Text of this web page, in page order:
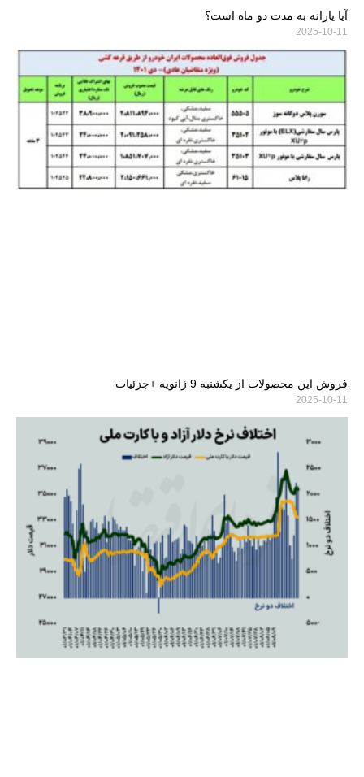
آیا یارانه به مدت دو ماه است؟
2025-10-11
فروش این محصولات از یکشنبه 9 ژانویه +جزئیات
2025-10-11